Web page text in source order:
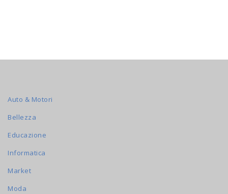
Auto & Motori
Bellezza
Educazione
Informatica
Market
Moda